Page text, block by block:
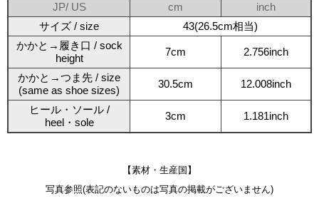
JP/ US cm
inch
サイズ / size
43(26.5cm相当)
かかと→履き口 / sock
height
7cm 2.756inch
かかと→つま先 / size
(same as shoe sizes)
30.5cm 12.008inch
ヒール・ソール /
heel・sole
3cm 1.181inch
【素材・生産国】
写真参照(表記のないものは写真の掲載がございません)